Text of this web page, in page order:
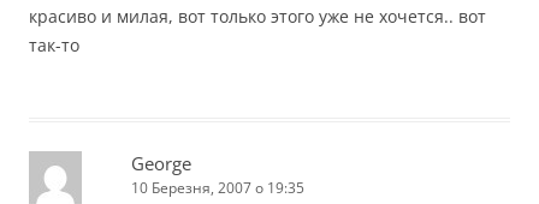
красиво и милая, вот только этого уже не хочется.. вот
так-то
George
10 Березня, 2007 о 19:35